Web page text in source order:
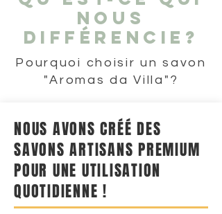
nous
différencie?
Pourquoi choisir un savon
"Aromas da Villa"?
NOUS AVONS CRÉÉ DES
SAVONS ARTISANS PREMIUM
POUR UNE UTILISATION
QUOTIDIENNE !